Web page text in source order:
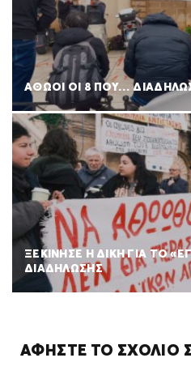
ΑΘΩΟΙ ΟΙ 8 ΠΟΥ…
ΞΕΚΙΝΗΣΕ Η ΔΙΚΗ ΓΙΑ ΤΟ
ΔΙΑΔΗΛΩΣΗΣ
ΑΦΉΣΤΕ ΤΟ ΣΧΌΛΙΌ